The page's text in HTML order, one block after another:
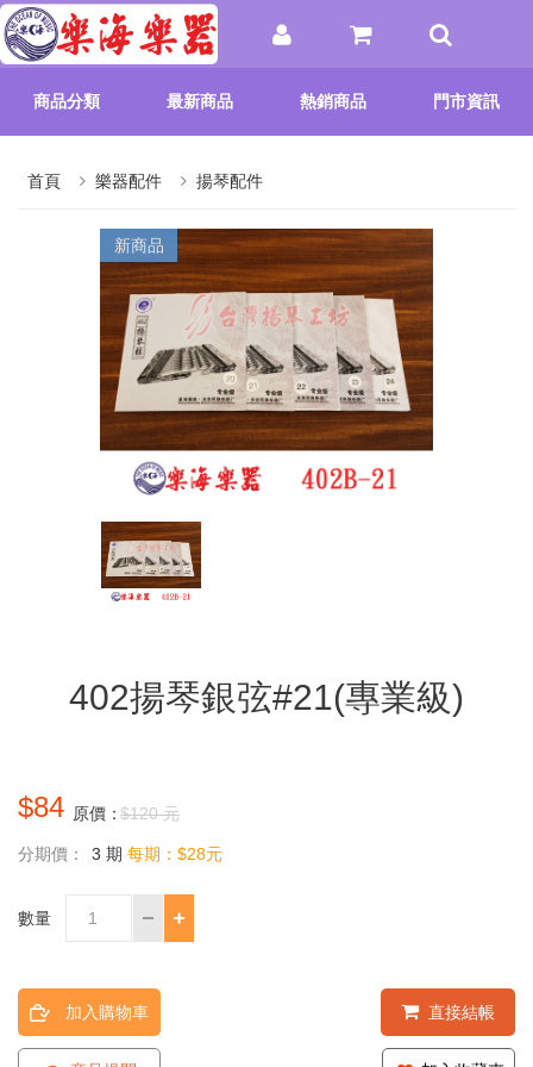
商品分類 最新商品 熱銷商品 門市資訊
首頁 樂器配件 揚琴配件
新商品
402揚琴銀弦#21(專業級)
$84 原價：$120 元
分期價： 3 期 每期：$28元
數量
加入購物車 直接結帳